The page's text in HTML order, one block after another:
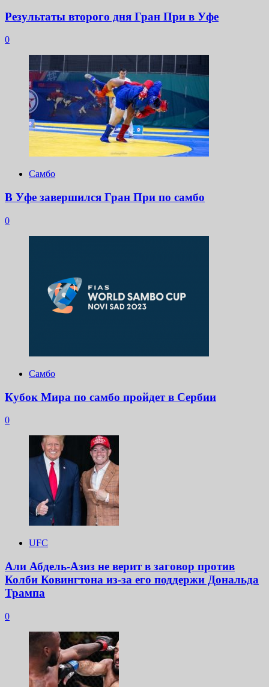
Результаты второго дня Гран При в Уфе
0
Самбо
В Уфе завершился Гран При по самбо
0
Самбо
Кубок Мира по самбо пройдет в Сербии
0
UFC
Али Абдель-Азиз не верит в заговор против
Колби Ковингтона из-за его поддержи Дональда
Трампа
0